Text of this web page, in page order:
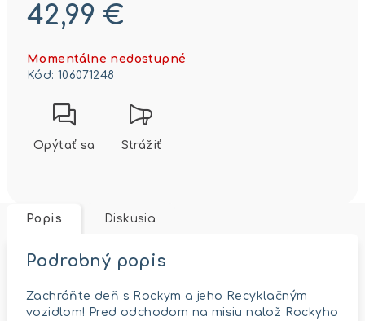
42,99 €
cena:
Momentálne nedostupné
Kód: 106071248
Opýtať sa Strážiť
Popis Diskusia
Podrobný popis
Zachráňte deň s Rockym a jeho Recyklačným
vozidlom! Pred odchodom na misiu nalož Rockyho